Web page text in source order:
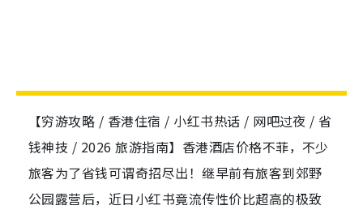
【穷游攻略 / 香港住宿 / 小红书热话 / 网吧过夜 / 省
钱神技 / 2026 旅游指南】香港酒店价格不菲，不少
旅客为了省钱可谓奇招尽出！继早前有旅客到郊野
公园露营后，近日小红书竟流传性价比超高的极致